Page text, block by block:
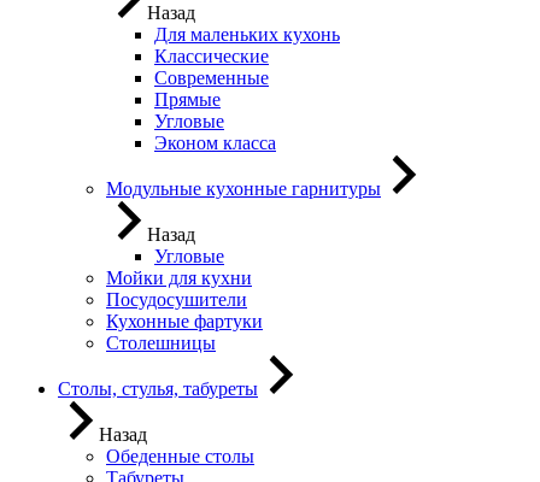
Назад
Для маленьких кухонь
Классические
Современные
Прямые
Угловые
Эконом класса
Модульные кухонные гарнитуры
Назад
Угловые
Мойки для кухни
Посудосушители
Кухонные фартуки
Столешницы
Столы, стулья, табуреты
Назад
Обеденные столы
Табуреты